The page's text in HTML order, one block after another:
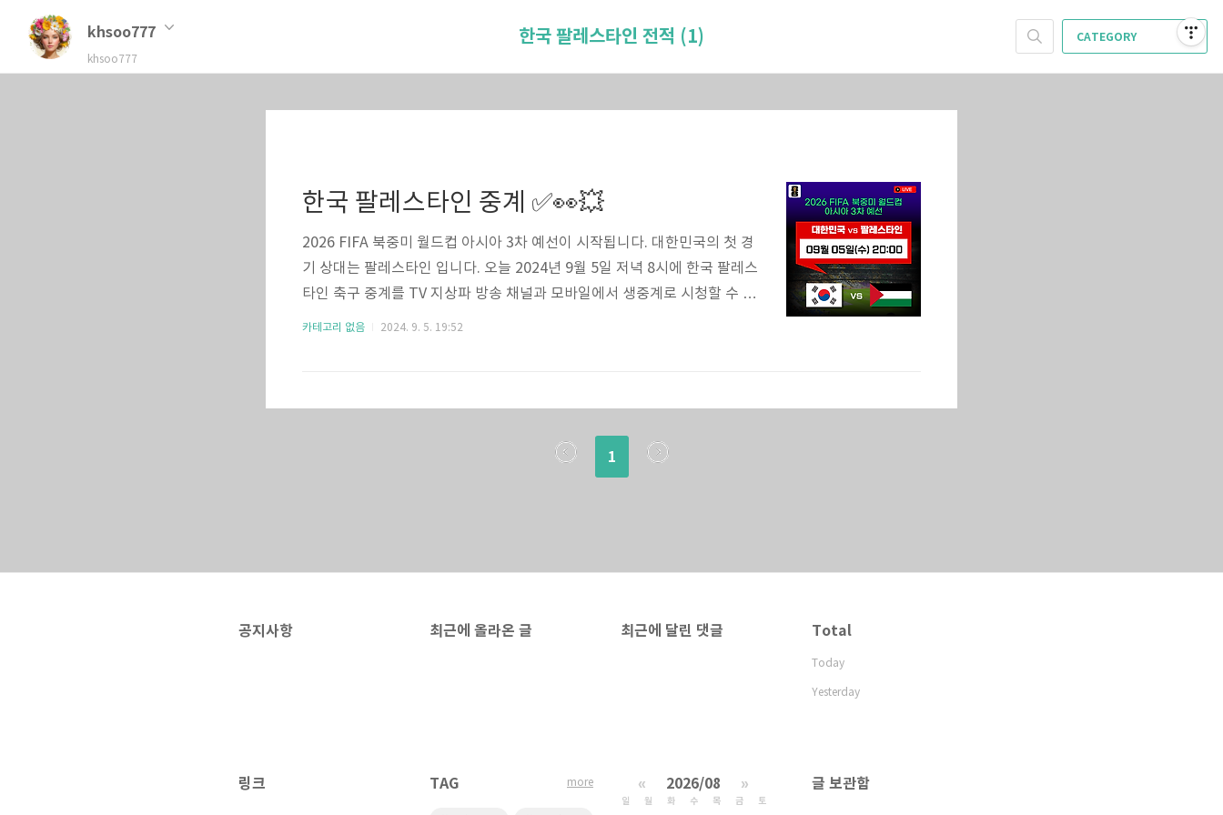
khsoo777
khsoo777
CATEGORY
한국 팔레스타인 전적 (1)
한국 팔레스타인 중계 ✅👀💥
2026 FIFA 북중미 월드컵 아시아 3차 예선이 시작됩니다. 대한민국의 첫 경
기 상대는 팔레스타인 입니다. 오늘 2024년 9월 5일 저녁 8시에 한국 팔레스
타인 축구 중계를 TV 지상파 방송 채널과 모바일에서 생중계로 시청할 수 있
습니다. 아직 한국 팔레스타인 중계는 어디서 봐야 하는지 모르신다면 아래
1곳과 모바일 및 TV에서 볼 수 있는 OTT 서비스에서 시청할 수 있습니
카테고리 없음 2024. 9. 5. 19:52
1
공지사항 최근에 올라온 글 최근에 달린 댓글 Total
Today
Yesterday
링크 TAG more « 2026/08 »
일 월 화 수 목 금
토
글 보관함